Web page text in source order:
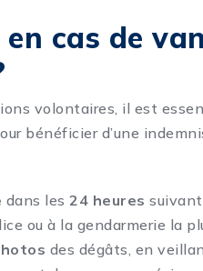
cas de
volontaires, il est
bénéficier d’une
dans les24 heures
ou à la gendarmerie la
des dégâts, en